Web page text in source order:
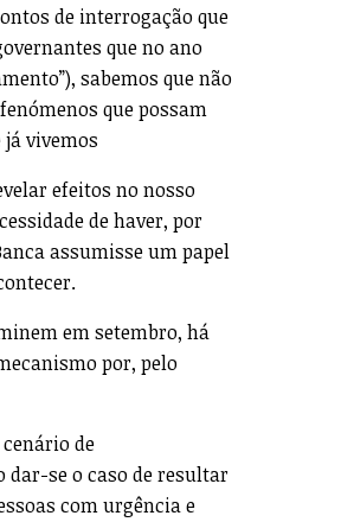
de interrogação que
que no ano
sabemos que não
que possam
vivemos
efeitos no nosso
de haver, por
assumisse um papel
em setembro, há
por, pelo
de
dar-se o caso de resultar
com urgência e